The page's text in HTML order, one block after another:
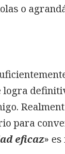
o
logra
para
eficaz»